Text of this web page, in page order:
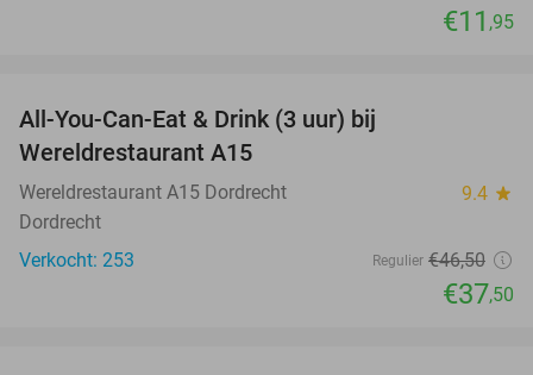
€11 ,95
All-You-Can-Eat & Drink (3 uur) bij
Wereldrestaurant A15
Wereldrestaurant A15 Dordrecht 9.4 star
Dordrecht
Verkocht: 253
Regulier €46,50
€37,50